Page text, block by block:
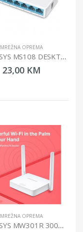
MREŽNA OPREMA
MERCUSYS MS108 DESKTOP SWITCH 8X10/100
23,00 KM
MREŽNA OPREMA
MERCUSYS MW301R 300MBPS WIRELESS N ROUTER